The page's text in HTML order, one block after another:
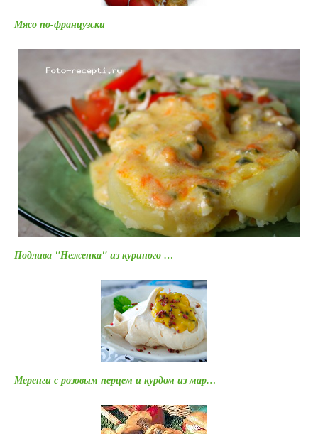
Мясо по-французски
Подлива "Неженка" из куриного …
Меренги с розовым перцем и курдом из мар…